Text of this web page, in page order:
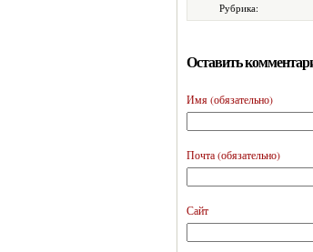
Рубрика:
Оставить
Имя (обязательно)
Почта (обязательно)
Сайт